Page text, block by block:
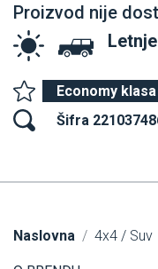
Proizvod nije
Economy klasa
Šifra
Naslovna 4x4 / Suv